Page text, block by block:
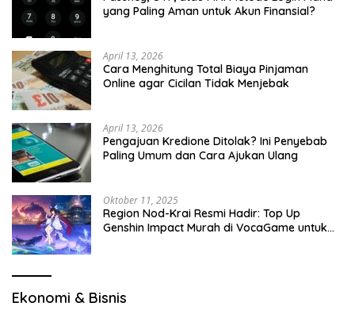
yang Paling Aman untuk Akun Finansial?
April 13, 2026
Cara Menghitung Total Biaya Pinjaman
Online agar Cicilan Tidak Menjebak
April 13, 2026
Pengajuan Kredione Ditolak? Ini Penyebab
Paling Umum dan Cara Ajukan Ulang
Oktober 11, 2025
Region Nod-Krai Resmi Hadir: Top Up
Genshin Impact Murah di VocaGame untuk
Ekonomi & Bisnis